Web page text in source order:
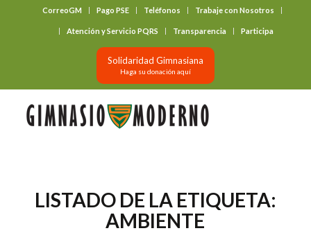
CorreoGM Pago PSE Teléfonos Trabaje con Nosotros
Atención y Servicio PQRS Transparencia Participa
Solidaridad Gimnasiana
Haga su donación aquí
LISTADO DE LA ETIQUETA:
AMBIENTE